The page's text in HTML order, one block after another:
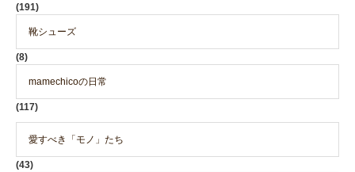
(191)
靴シューズ
(8)
mamechicoの日常
(117)
愛すべき「モノ」たち
(43)